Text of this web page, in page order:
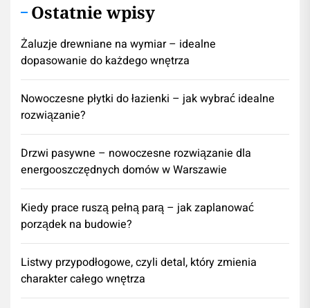
Ostatnie wpisy
Żaluzje drewniane na wymiar – idealne
dopasowanie do każdego wnętrza
Nowoczesne płytki do łazienki – jak wybrać idealne
rozwiązanie?
Drzwi pasywne – nowoczesne rozwiązanie dla
energooszczędnych domów w Warszawie
Kiedy prace ruszą pełną parą – jak zaplanować
porządek na budowie?
Listwy przypodłogowe, czyli detal, który zmienia
charakter całego wnętrza